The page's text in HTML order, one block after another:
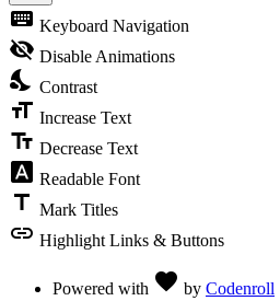
Toggle
the
visibility
of
Accessibility
Toolbar
keyboard Keyboard Navigation
visibility_off Disable Animations
nights_stay Contrast
format_size Increase Text
text_fields Decrease Text
font_download Readable Font
title Mark Titles
link Highlight Links & Buttons
Powered with favorite by Codenroll